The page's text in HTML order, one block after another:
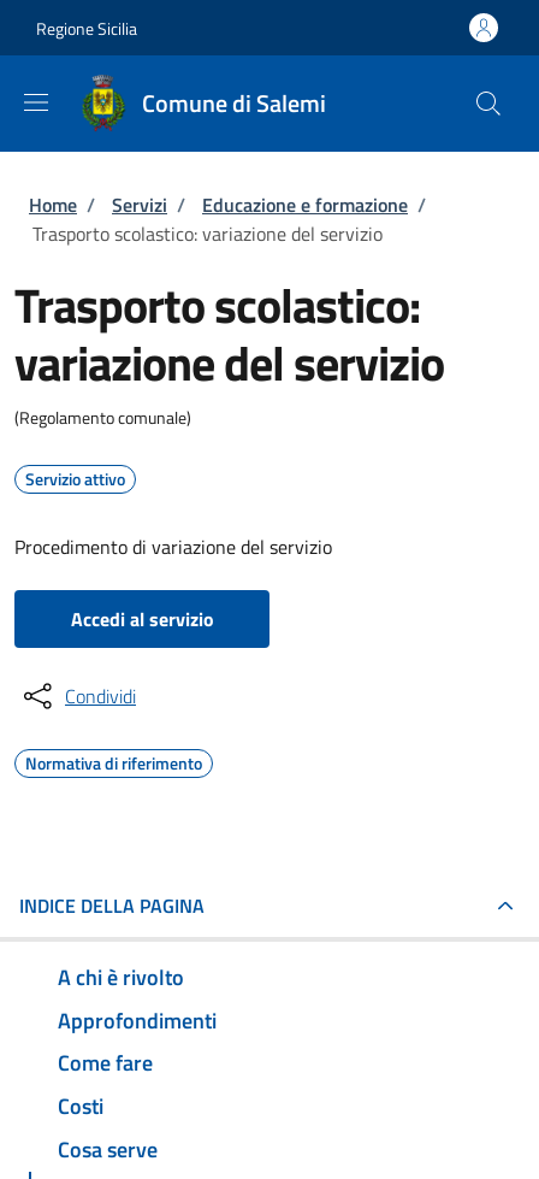
Regione Sicilia
Comune di Salemi
Briciole di pane
Home / Servizi / Educazione e formazione /
Trasporto scolastico: variazione del servizio
Trasporto scolastico:
variazione del servizio
(Regolamento comunale)
Servizio attivo
Procedimento di variazione del servizio
Accedi al servizio
Condividi
Normativa di riferimento
INDICE DELLA PAGINA
A chi è rivolto
Approfondimenti
Come fare
Costi
Cosa serve